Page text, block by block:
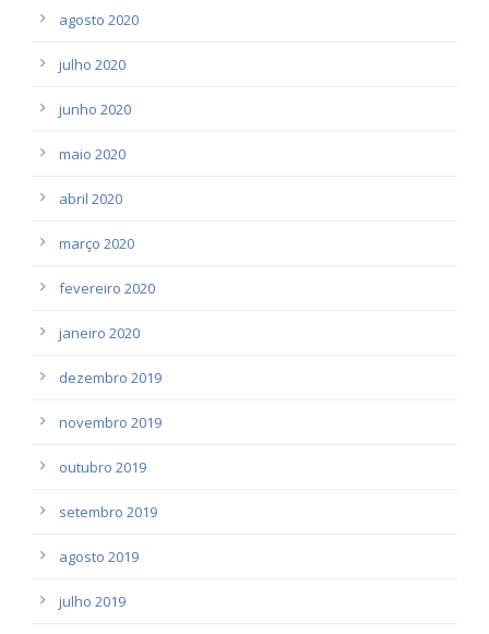
agosto 2020
julho 2020
junho 2020
maio 2020
abril 2020
março 2020
fevereiro 2020
janeiro 2020
dezembro 2019
novembro 2019
outubro 2019
setembro 2019
agosto 2019
julho 2019